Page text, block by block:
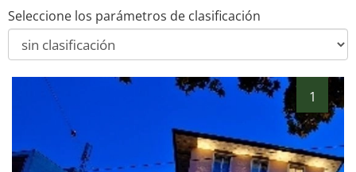
Seleccione los parámetros de clasificación
1